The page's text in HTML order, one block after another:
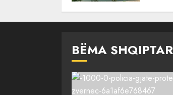
BËMA